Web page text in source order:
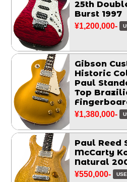
25th
Burst 1997
¥1,200,000-
Gibson
Historic
Paul
Top
¥1,380,000-
Paul Reed
McCarty
Natural
¥550,000-